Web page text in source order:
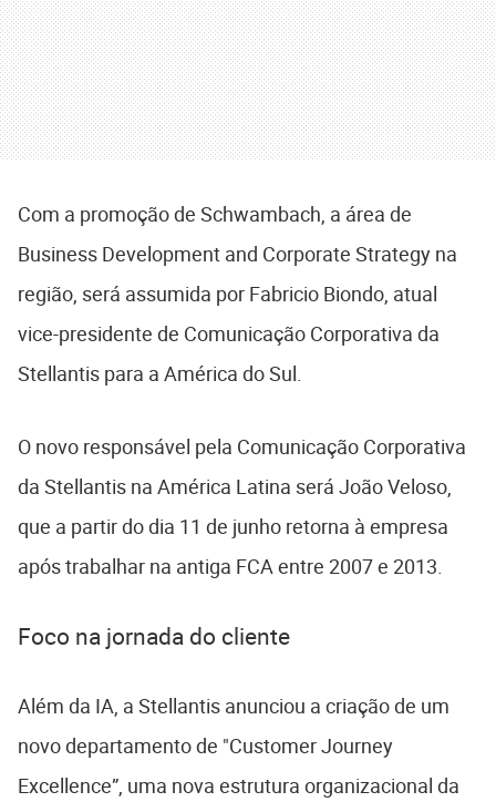
Com a promoção de Schwambach, a área de
Business Development and Corporate Strategy na
região, será assumida por Fabricio Biondo, atual
vice-presidente de Comunicação Corporativa da
Stellantis para a América do Sul.
O novo responsável pela Comunicação Corporativa
da Stellantis na América Latina será João Veloso,
que a partir do dia 11 de junho retorna à empresa
após trabalhar na antiga FCA entre 2007 e 2013.
Foco na jornada do cliente
Além da IA, a Stellantis anunciou a criação de um
novo departamento de "Customer Journey
Excellence”, uma nova estrutura organizacional da